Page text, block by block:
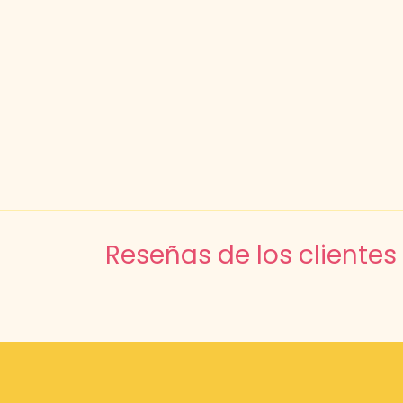
Reseñas de los clientes